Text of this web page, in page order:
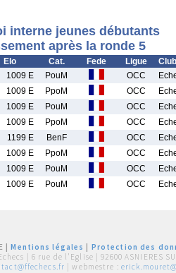
interne jeunes débutants
après la ronde 5
Elo Cat. Fede Ligue Club
1009 E PouM OCC
1009 E PpoM OCC
1009 E PouM OCC
1009 E PpoM OCC
1199 E BenF OCC
1009 E PpoM OCC
1009 E PouM OCC
1009 E PouM OCC
|Mentions légales
Protection des
| 6 rue de l'Eglise | 92600 ASNIERES
| webmestre :